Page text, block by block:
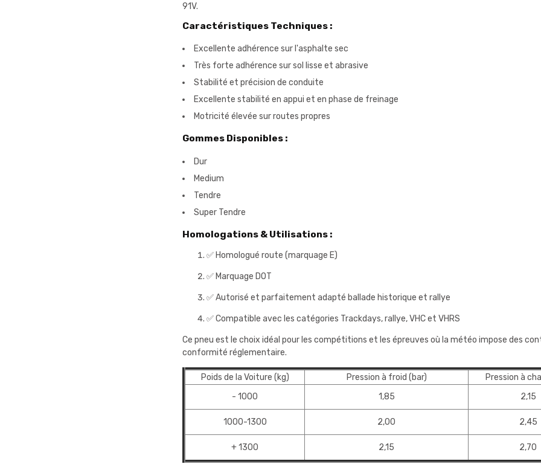
91V.
Caractéristiques Techniques :
Excellente adhérence sur l'asphalte sec
Très forte adhérence sur sol lisse et abrasive
Stabilité et précision de conduite
Excellente stabilité en appui et en phase de freinage
Motricité élevée sur routes propres
Gommes Disponibles :
Dur
Medium
Tendre
Super Tendre
Homologations & Utilisations :
✅ Homologué route (marquage E)
✅ Marquage DOT
✅ Autorisé et parfaitement adapté ballade historique et rallye
✅ Compatible avec les catégories Trackdays, rallye, VHC et VHRS
Ce pneu est le choix idéal pour les compétitions et les épreuves où la météo impose des
conformité réglementaire.
Poids de la Voiture (kg) Pression à froid (bar)
Pression à
- 1000
1,85 2,15
1000-1300 2,00 2,45
+ 1300 2,15 2,70